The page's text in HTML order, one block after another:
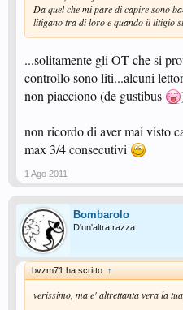
Da quel che mi pare di capire sono
litigano tra di loro e quando il litigio
...solitamente gli OT che si
controllo sono liti...alcuni
non piacciono (de gustibus
non ricordo di aver mai visto
max 3/4 consecutivi
1 Ago 2011
Bombarolo
D'un'altra razza
bvzm71 ha scritto: ↑
verissimo, ma e' altrettanta vera la